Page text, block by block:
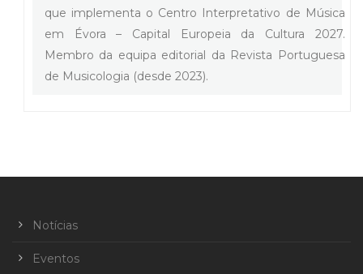
que implementa o Centro Interpretativo de Música
em Évora – Capital Europeia da Cultura 2027.
Membro da equipa editorial da Revista Portuguesa
de Musicologia (desde 2023).
Notícias
Eventos